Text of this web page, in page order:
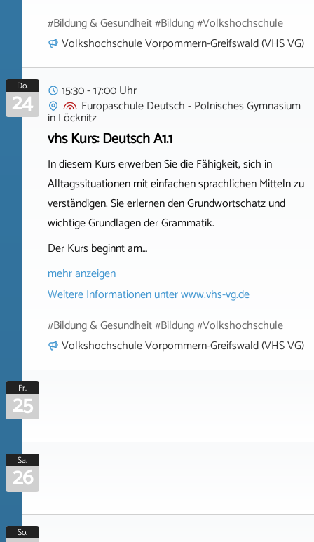
#Bildung & Gesundheit #Bildung #Volkshochschule
Volkshochschule Vorpommern-Greifswald (VHS VG)
Do.
24
15:30 - 17:00 Uhr
Europaschule Deutsch - Polnisches Gymnasium
inLöcknitz
vhs Kurs: Deutsch A1.1
In diesem Kurs erwerben Sie die Fähigkeit, sich in
Alltagssituationen mit einfachen sprachlichen Mitteln zu
verständigen. Sie erlernen den Grundwortschatz und
wichtige Grundlagen der Grammatik.
Der Kurs beginnt am…
mehr anzeigen
Weitere Informationen unterwww.vhs-vg.de
#Bildung & Gesundheit #Bildung #Volkshochschule
Volkshochschule Vorpommern-Greifswald (VHS VG)
Fr.
25
Sa.
26
So.